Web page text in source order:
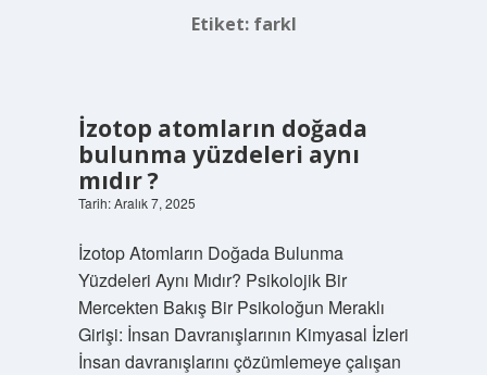
Etiket: farkl
İzotop atomların doğada
bulunma yüzdeleri aynı
mıdır ?
Tarih: Aralık 7, 2025
İzotop Atomların Doğada Bulunma
Yüzdeleri Aynı Mıdır? Psikolojik Bir
Mercekten Bakış Bir Psikoloğun Meraklı
Girişi: İnsan Davranışlarının Kimyasal İzleri
İnsan davranışlarını çözümlemeye çalışan